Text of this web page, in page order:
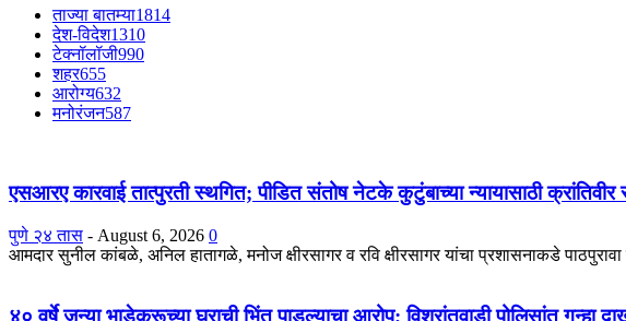
ताज्या बातम्या1814
देश-विदेश1310
टेक्नॉलॉजी990
शहर655
आरोग्य632
मनोरंजन587
एसआरए कारवाई तात्पुरती स्थगित; पीडित संतोष नेटके कुटुंबाच्या न्यायासाठी
पुणे २४ तास - August 6, 2026 0
आमदार सुनील कांबळे, अनिल हातागळे, मनोज क्षीरसागर व रवि क्षीरसागर यांचा प्रशासनाकडे